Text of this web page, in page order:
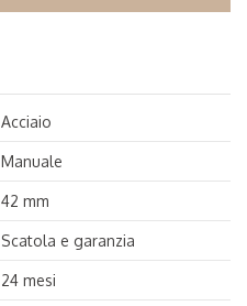
Acciaio
Manuale
42 mm
Scatola e garanzia
24 mesi